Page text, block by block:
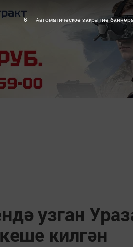
узган
килгән
5 Автоматическое закрытие